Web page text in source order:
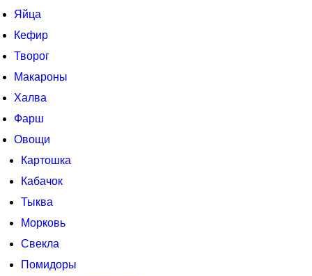
Яйца
Кефир
Творог
Макароны
Халва
Фарш
Овощи
Картошка
Кабачок
Тыква
Морковь
Свекла
Помидоры